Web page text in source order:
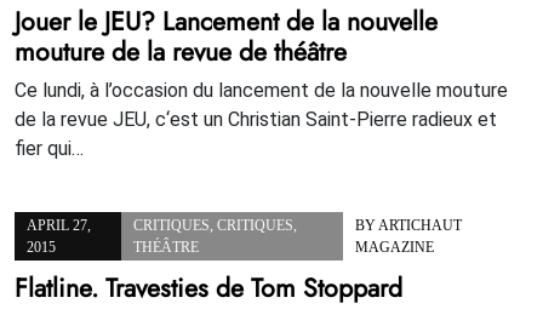
Jouer le JEU? Lancement de la nouvelle
mouture de la revue de théâtre
Ce lundi, à l’occasion du lancement de la nouvelle mouture
de la revue JEU, c‘est un Christian Saint-Pierre radieux et
fier qui…
APRIL 27,
2015
CRITIQUES ,CRITIQUES
THÉÂTRE
BY ARTICHAUT
MAGAZINE
Flatline. Travesties de Tom Stoppard